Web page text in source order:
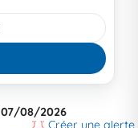
07/08/2026
Créer une alerte